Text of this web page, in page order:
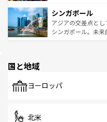
参照してほしい。
激する。気候は一年
が待っている。親
た文化、そして多
み、どこを訪れても
ており、効率よく
うな絶景から文化
シンガポール
アジアの交差点と
シンガポール。未
で、ホーカーズは地
国と地域
ヨーロッパ
北米